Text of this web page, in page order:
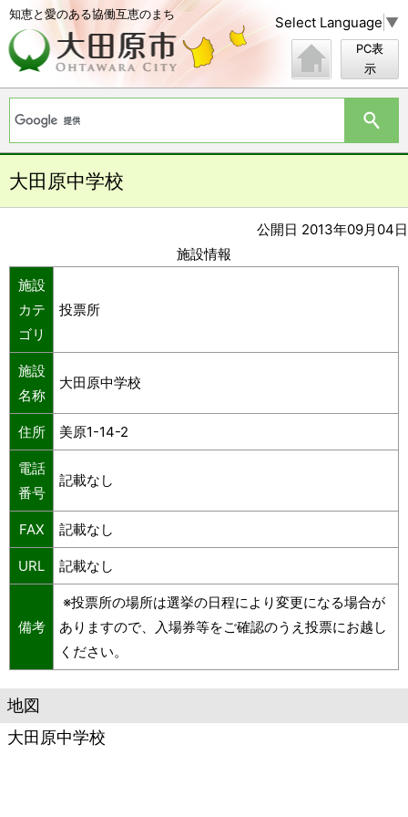
知恵と愛のある協働互恵のまち Select Language ▼
PC表
示
大田原中学校
公開日 2013年09月04日
施設情報
施設
カテ
ゴリ
投票所
施設
名称
大田原中学校
住所 美原1-14-2
電話
番号
記載なし
FAX 記載なし
URL 記載なし
備考
※投票所の場所は選挙の日程により変更になる場合が
ありますので、入場券等をご確認のうえ投票にお越し
ください。
地図
大田原中学校